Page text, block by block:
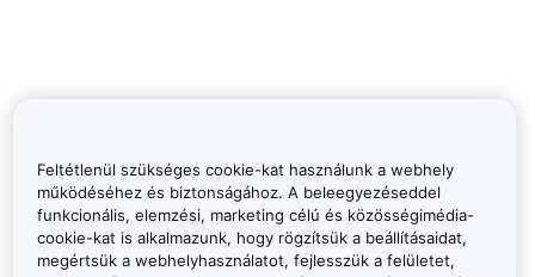
Feltétlenül szükséges cookie-kat használunk a webhely
működéséhez és biztonságához. A beleegyezéseddel
funkcionális, elemzési, marketing célú és közösségimédia-
cookie-kat is alkalmazunk, hogy rögzítsük a beállításaidat,
megértsük a webhelyhasználatot, fejlesszük a felületet,